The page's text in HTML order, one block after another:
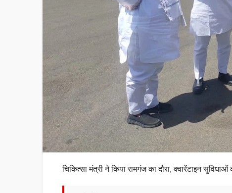
चिकित्सा मंत्री ने किया रामगंज का दौरा, क्वारेंटाइन सुविधाओं